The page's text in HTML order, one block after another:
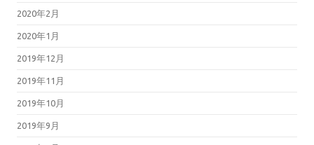
2020年2月
2020年1月
2019年12月
2019年11月
2019年10月
2019年9月